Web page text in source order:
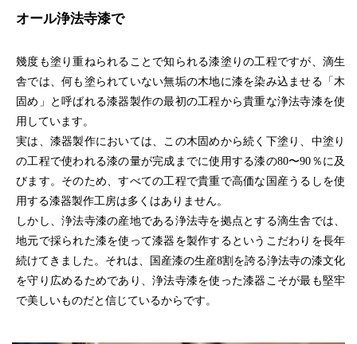
オール浄法寺漆で
幾度も塗り重ねられることで知られる漆塗りの工程ですが、滴生
舎では、何も塗られていない無垢の木地に漆を染み込ませる「木
固め」と呼ばれる漆器製作の最初の工程から貴重な浄法寺漆を使
用しています。
実は、漆器製作においては、この木固めから続く下塗り、中塗り
の工程で使われる漆の量が完成までに使用する漆の80〜90％に及
びます。そのため、すべての工程で貴重で高価な国産うるしを使
用する漆器製作工房は多くはありません。
しかし、浄法寺漆の産地である浄法寺を拠点とする滴生舎では、
地元で採られた漆を使って漆器を製作するというこだわりを長年
続けてきました。それは、国産漆の生産8割を誇る浄法寺の漆文化
を守り広めるためであり、浄法寺漆を使った漆器こそが最も堅牢
で美しいものだと信じているからです。